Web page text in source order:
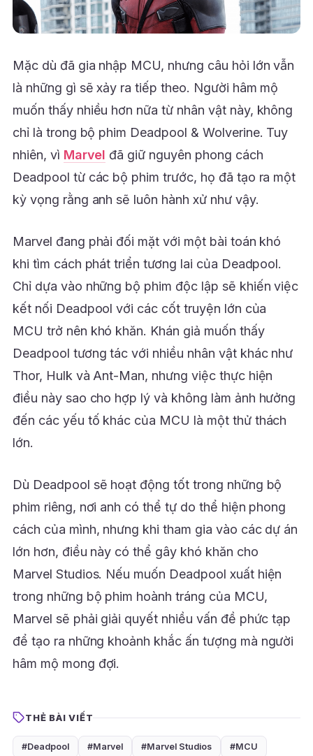
Mặc dù đã gia nhập MCU, nhưng câu hỏi lớn vẫn
là những gì sẽ xảy ra tiếp theo. Người hâm mộ
muốn thấy nhiều hơn nữa từ nhân vật này, không
chỉ là trong bộ phim Deadpool & Wolverine. Tuy
nhiên, vì Marvel đã giữ nguyên phong cách
Deadpool từ các bộ phim trước, họ đã tạo ra một
kỳ vọng rằng anh sẽ luôn hành xử như vậy.
Marvel đang phải đối mặt với một bài toán khó
khi tìm cách phát triển tương lai của Deadpool.
Chỉ dựa vào những bộ phim độc lập sẽ khiến việc
kết nối Deadpool với các cốt truyện lớn của
MCU trở nên khó khăn. Khán giả muốn thấy
Deadpool tương tác với nhiều nhân vật khác như
Thor, Hulk và Ant-Man, nhưng việc thực hiện
điều này sao cho hợp lý và không làm ảnh hưởng
đến các yếu tố khác của MCU là một thử thách
lớn.
Dù Deadpool sẽ hoạt động tốt trong những bộ
phim riêng, nơi anh có thể tự do thể hiện phong
cách của mình, nhưng khi tham gia vào các dự án
lớn hơn, điều này có thể gây khó khăn cho
Marvel Studios. Nếu muốn Deadpool xuất hiện
trong những bộ phim hoành tráng của MCU,
Marvel sẽ phải giải quyết nhiều vấn đề phức tạp
để tạo ra những khoảnh khắc ấn tượng mà người
hâm mộ mong đợi.
THẺ BÀI VIẾT
#Deadpool #Marvel #Marvel Studios #MCU